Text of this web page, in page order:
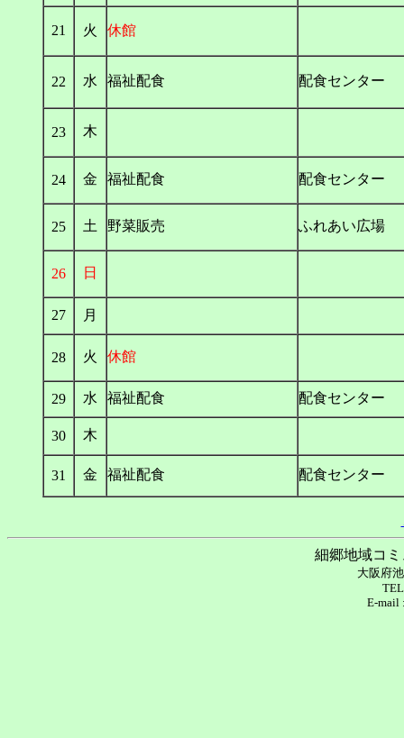
21 火 休館
22 水 福祉配食 配食センター
23 木
24 金 福祉配食 配食センター
25 土 野菜販売 ふれあい広場
26 日
27 月
28 火 休館
29 水 福祉配食 配食センター
30 木
31 金 福祉配食 配食センター
細郷地域コ
大阪府
E-mail